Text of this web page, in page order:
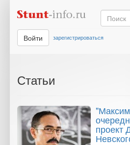
Войти зарегистрироваться
Статьи
проект